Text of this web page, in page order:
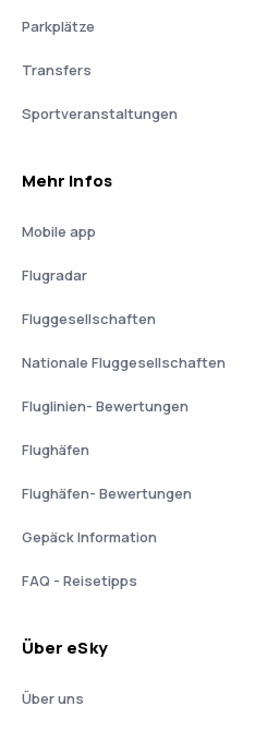
Parkplätze
Transfers
Sportveranstaltungen
Mehr Infos
Mobile app
Flugradar
Fluggesellschaften
Nationale Fluggesellschaften
Fluglinien- Bewertungen
Flughäfen
Flughäfen- Bewertungen
Gepäck Information
FAQ - Reisetipps
Über eSky
Über uns